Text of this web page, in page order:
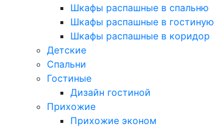
Шкафы распашные в спальню
Шкафы распашные в гостиную
Шкафы распашные в коридор
Детские
Спальни
Гостиные
Дизайн гостиной
Прихожие
Прихожие эконом